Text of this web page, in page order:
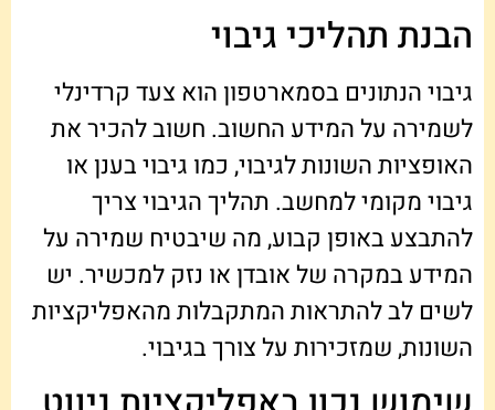
הבנת תהליכי גיבוי
גיבוי הנתונים בסמארטפון הוא צעד קרדינלי
לשמירה על המידע החשוב. חשוב להכיר את
האופציות השונות לגיבוי, כמו גיבוי בענן או
גיבוי מקומי למחשב. תהליך הגיבוי צריך
להתבצע באופן קבוע, מה שיבטיח שמירה על
המידע במקרה של אובדן או נזק למכשיר. יש
לשים לב להתראות המתקבלות מהאפליקציות
השונות, שמזכירות על צורך בגיבוי.